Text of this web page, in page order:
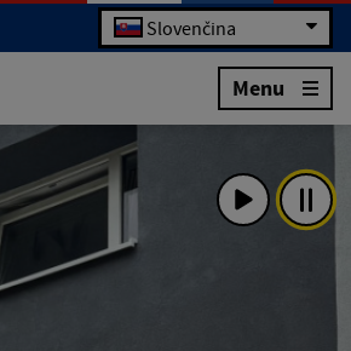
Slovenčina
Menu